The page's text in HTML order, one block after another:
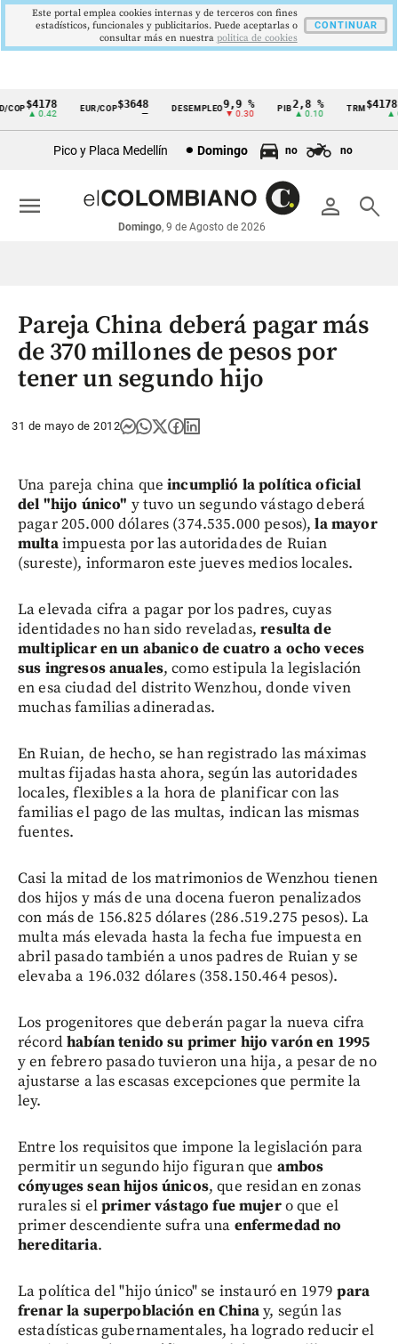
Cintillo
económicos
Colombia
$4178
▲ 0.42
EUR/COP$3648 DESEMPLEO 9,9 %
▼ 0.30
PIB2,8 %
▲ 0.10
TRM
▲
Pico y Placa Medellín Domingo no no
person search
Domingo, 9 de Agosto de 2026
menu
Pareja China deberá pagar más
de 370 millones de pesos por
tener un segundo hijo
31 de mayo de 2012
Una pareja china queincumplió la política oficial
del "hijo único" y tuvo un segundo vástago deberá
pagar 205.000 dólares (374.535.000 pesos), la mayor
multaimpuesta por las autoridades de Ruian
(sureste), informaron este jueves medios locales.
La elevada cifra a pagar por los padres, cuyas
identidades no han sido reveladas,resulta de
multiplicar en un abanico de cuatro a ocho veces
sus ingresos anuales, como estipula la legislación
en esa ciudad del distrito Wenzhou, donde viven
muchas familias adineradas.
En Ruian, de hecho, se han registrado las máximas
multas fijadas hasta ahora, según las autoridades
locales, flexibles a la hora de planificar con las
familias el pago de las multas, indican las mismas
fuentes.
Casi la mitad de los matrimonios de Wenzhou tienen
dos hijos y más de una docena fueron penalizados
con más de 156.825 dólares (286.519.275 pesos). La
multa más elevada hasta la fecha fue impuesta en
abril pasado también a unos padres de Ruian y se
elevaba a 196.032 dólares (358.150.464 pesos).
Los progenitores que deberán pagar la nueva cifra
récordhabían tenido su primer hijo varón en 1995
y en febrero pasado tuvieron una hija, a pesar de no
ajustarse a las escasas excepciones que permite la
ley.
Entre los requisitos que impone la legislación para
permitir un segundo hijo figuran que ambos
cónyuges sean hijos únicos, que residan en zonas
rurales si elprimer vástago fue mujero que el
primer descendiente sufra una enfermedad no
hereditaria.
La política del "hijo único" se instauró en 1979para
frenar la superpoblación en Chinay, según las
estadísticas gubernamentales, ha logrado reducir el
Este portal emplea cookies internas y de terceros con fines
estadísticos, funcionales y publicitarios. Puede aceptarlas o
consultar más en nuestra politica de cookies
CONTINUAR